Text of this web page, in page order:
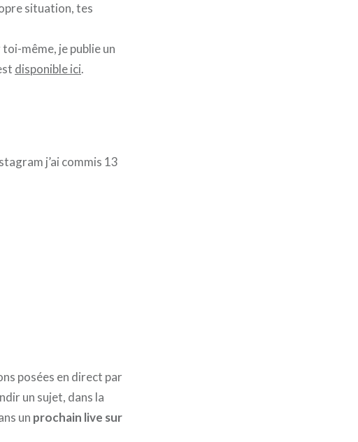
situation, tes
même, je publie un
disponible ici.
j’ai commis 13
posées en direct par
un sujet, dans la
un prochain live sur